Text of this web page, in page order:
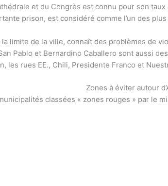
et du Congrès est connu pour son
prison, est considéré comme l’un des
limite de la ville, connaît des problèmes de
Pablo et Bernardino Caballero sont aussi
les rues EE., Chili, Presidente Franco et
Zones à éviter autour
classées « zones rouges » par le